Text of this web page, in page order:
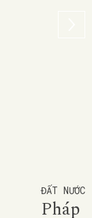
ĐẤT NƯỚC
Pháp